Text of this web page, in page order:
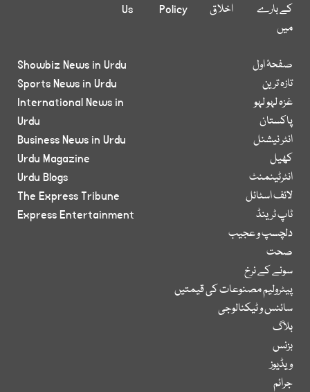
کے بارے
میں
اخلاق
Policy
Us
صفحۂ اول
تازہ ترین
غزہ لہو لہو
پاکستان
انٹر نیشنل
کھیل
انٹرٹینمنٹ
لائف اسٹائل
ٹاپ ٹرینڈ
دلچسپ و عجیب
صحت
سونے کے نرخ
پیٹرولیم مصنوعات کی قیمتیں
سائنس و ٹیکنالوجی
بلاگ
بزنس
ویڈیوز
جرائم
Showbiz News in Urdu
Sports News in Urdu
International News in
Urdu
Business News in Urdu
Urdu Magazine
Urdu Blogs
The Express Tribune
Express Entertainment